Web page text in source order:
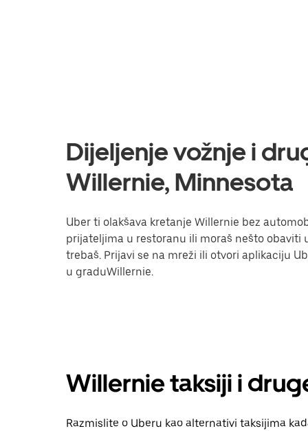
Dijeljenje vožnje i
Willernie, Minnesota
Uber ti olakšava kretanje Willernie bez
prijateljima u restoranu ili moraš nešto obaviti
trebaš. Prijavi se na mreži ili otvori aplikaciju
u graduWillernie.
Willernie taksiji i
Razmislite o Uberu kao alternativi taksijima